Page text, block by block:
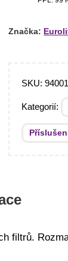
Značka:
SKU:
Kategorií:
filtrů.